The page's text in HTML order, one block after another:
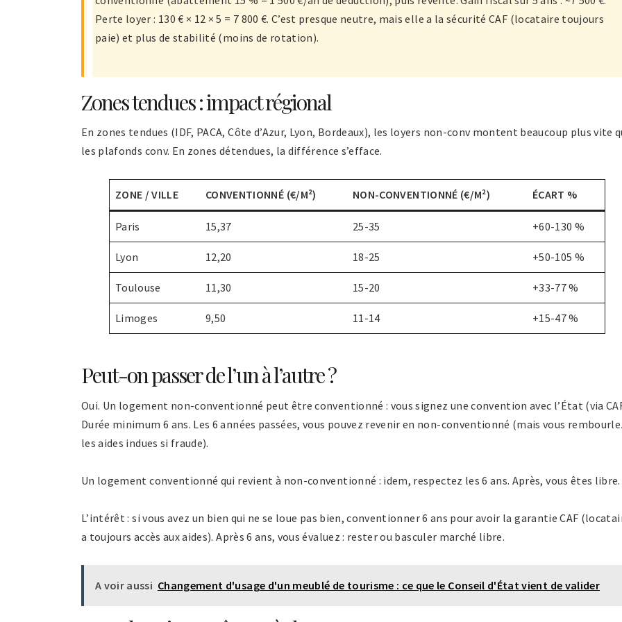
Perte loyer : 130 € × 12 × 5 = 7 800 €. C’est presque neutre, mais elle a la sécurité CAF (locataire toujours
paie) et plus de stabilité (moins de rotation).
Zones tendues : impact régional
En zones tendues (IDF, PACA, Côte d’Azur, Lyon, Bordeaux), les loyers non-conv montent beaucoup plus vite
les plafonds conv. En zones détendues, la différence s’efface.
ZONE / VILLE CONVENTIONNÉ (€/M²) NON-CONVENTIONNÉ (€/M²) ÉCART %
Paris 15,37 25-35 +60-130 %
Lyon 12,20 18-25 +50-105 %
Toulouse 11,30 15-20 +33-77 %
Limoges 9,50 11-14 +15-47 %
Peut-on passer de l’un à l’autre ?
Oui. Un logement non-conventionné peut être conventionné : vous signez une convention avec l’État (via
Durée minimum 6 ans. Les 6 années passées, vous pouvez revenir en non-conventionné (mais vous
les aides indues si fraude).
Un logement conventionné qui revient à non-conventionné : idem, respectez les 6 ans. Après, vous êtes libre.
L’intérêt : si vous avez un bien qui ne se loue pas bien, conventionner 6 ans pour avoir la garantie CAF
a toujours accès aux aides). Après 6 ans, vous évaluez : rester ou basculer marché libre.
A voir aussi Changement d'usage d'un meublé de tourisme : ce que le Conseil d'État vient de valider